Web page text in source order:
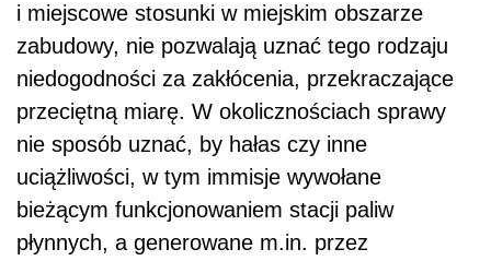
i miejscowe stosunki w miejskim obszarze
zabudowy, nie pozwalają uznać tego rodzaju
niedogodności za zakłócenia, przekraczające
przeciętną miarę. W okolicznościach sprawy
nie sposób uznać, by hałas czy inne
uciążliwości, w tym immisje wywołane
bieżącym funkcjonowaniem stacji paliw
płynnych, a generowane m.in. przez